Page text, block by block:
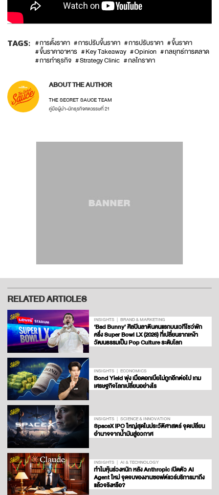
TAGS: การตั้งราคา การปรับขึ้นราคา การปรับราคา
ขึ้นราคา
ขึ้นราคาอาหาร
Key Takeaway Opinion
กลยุทธ์การตลาด
การทำธุรกิจ
Strategy Clinic กลไกราคา
ABOUT THE AUTHOR
THE SECRET SAUCE TEAM
คู่มือผู้นำ-นักธุรกิจศตวรรษที่ 21
RELATED ARTICLES
INSIGHTS BRAND & MARKETING
‘Bad Bunny’ ศิลปินลาตินคนแรกบนเวทีโชว์พัก
ครึ่ง Super Bowl LX (2026) ที่เปลี่ยนรากเหง้า
วัฒนธรรมเป็น Pop Culture ระดับโลก
INSIGHTS ECONOMICS
Bond Yield พุ่ง เมื่อดอกเบี้ยไม่ถูกอีกต่อไป เกม
เศรษฐกิจโลกเปลี่ยนอย่างไร
INSIGHTS SCIENCE & INNOVATION
SpaceX IPO ใหญ่สุดในประวัติศาสตร์ จุดเปลี่ยน
อำนาจจากน้ำมันสู่อวกาศ
INSIGHTS AI & TECHNOLOGY
ทำไมหุ้นร่วงหนัก หลัง Anthropic เปิดตัว AI
Agent ใหม่ จุดจบของงานซอฟต์แวร์บริการมาถึง
แล้วจริงหรือ?